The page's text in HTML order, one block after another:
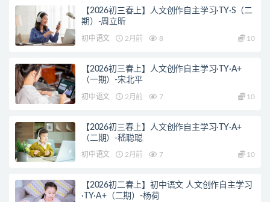
【2026初三春上】人文创作自主学习·TY·S（二
期）-周立昕
初中语文 2月前 8 10
【2026初三春上】人文创作自主学习·TY·A+
（一期）-宋北平
初中语文 2月前 7 10
【2026初三春上】人文创作自主学习·TY·A+
（二期）-嵇聪聪
初中语文 2月前 7 10
【2026初二春上】初中语文 人文创作自主学习
·TY·A+（二期）-杨荷